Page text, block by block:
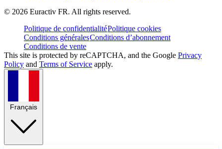
© 2026 Euractiv FR. All rights reserved.
Politique de confidentialitéPolitique cookies
Conditions généralesConditions d’abonnement
Conditions de vente
This site is protected by reCAPTCHA, and the Google Privacy
Policy and Terms of Service apply.
Français